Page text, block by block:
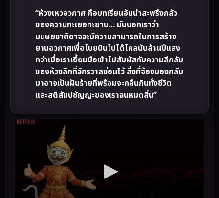
“ห้วงเหวอวกาศ คือบทเรียนอันน่าสะพรึงกลัว
ของความทะเยอทะยาน… มันบอกเราว่า
มนุษยชาติอาจจะมีความสามารถในการสร้าง
ยานอวกาศเพื่อโบยบินไปได้ไกลนับล้านปีแสง
ทว่าเมื่อเราเอื้อมมือเข้าไปสัมผัสกับความลึกลับ
ของห้วงลึกที่จักรวาลซ่อนไว้ สิ่งที่จ้องมองกลับ
มาอาจเป็นฝันร้ายที่พร้อมจะกลืนกินทั้งชีวิต
และสติสัมปชัญญะของเราจนหมดสิ้น”